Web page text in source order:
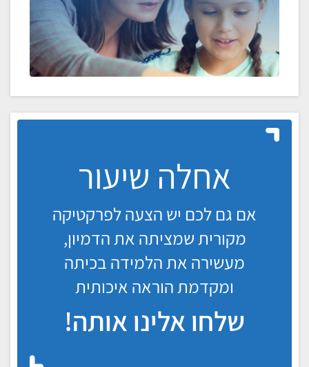
אחלה שיעור
אם גם לכם יש הצעה לפרקטיקה
מקורית שמציתה את הדמיון,
מעשירה את הלמידה בכיתה
ומקדמת הוראה איכותית
שלחו אלינו אותה!